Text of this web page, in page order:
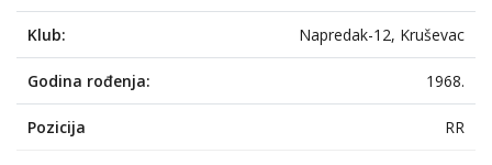
Klub: Napredak-12, Kruševac
Godina rođenja: 1968.
Pozicija RR